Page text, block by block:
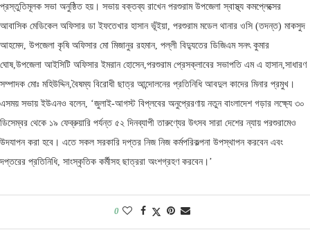
প্রস্তুতিমূলক সভা অনুষ্ঠিত হয়। সভায় বক্তব্য রাখেন পরশুরাম উপজেলা স্বাস্থ্য কমপ্লেক্সের
আবাসিক মেডিকেল অফিসার ডা ইফতেখার হাসান ভূঁইয়া, পরশুরাম মডেল থানার ওসি (তদন্ত) মাকসুদ
আহমেদ, উপজেলা কৃষি অফিসার মো মিজানুর রহমান, পল্লী বিদ্যুতের ডিজিএম সনৎ কুমার
ঘোষ,উপজেলা আইসিটি অফিসার ইমরান হোসেন,পরশুরাম প্রেসক্লাবের সভাপতি এম এ হাসান,সাধারণ
সম্পাদক মোঃ মহিউদ্দিন,বৈষম্য বিরোধী ছাত্র আন্দোলনের প্রতিনিধি আবদুল কাদের মিনার প্রমুখ।
এসময় সভায় ইউএনও বলেন, ‘জুলাই-আগস্ট বিপ্লবের অনুপ্রেরণায় নতুন বাংলাদেশ গড়ার লক্ষ্যে ৩০
ডিসেম্বর থেকে ১৯ ফেব্রুয়ারি পর্যন্ত ৫২ দিনব্যাপী তারুণ্যের উৎসব সারা দেশের ন্যায় পরশুরামেও
উদযাপন করা হবে। এতে সকল সরকারি দপ্তর নিজ নিজ কর্মপরিকল্পনা উপস্থাপন করবেন এবং
দপ্তরের প্রতিনিধি, সাংস্কৃতিক কর্মীসহ ছাত্ররা অংশগ্রহণ করবেন।’
0